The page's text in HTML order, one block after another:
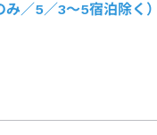
／5／3～5宿泊除く）